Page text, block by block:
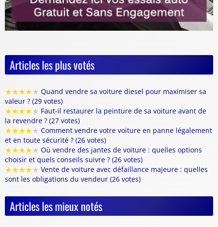
Articles les plus votés
★★★★★ Quand vendre sa voiture diesel pour maximiser sa
valeur ? (29 votes)
★★★★★ Faut-il restaurer la peinture de sa voiture avant de
la revendre ? (27 votes)
★★★★★ Comment vendre votre voiture en panne légalement
et en toute sécurité ? (26 votes)
★★★★★ Où vendre des jantes de voiture : quelles options
choisir et quels conseils suivre ? (26 votes)
★★★★★ Vente de voiture avec défaillance majeure : quelles
sont les obligations du vendeur (26 votes)
Articles les mieux notés